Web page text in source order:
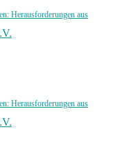
Herausforderungen aus
Herausforderungen aus